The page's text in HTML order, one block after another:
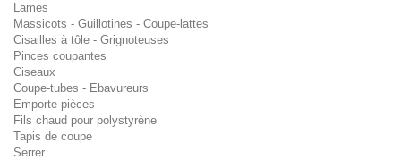
Lames
Massicots - Guillotines - Coupe-lattes
Cisailles à tôle - Grignoteuses
Pinces coupantes
Ciseaux
Coupe-tubes - Ebavureurs
Emporte-pièces
Fils chaud pour polystyrène
Tapis de coupe
Serrer